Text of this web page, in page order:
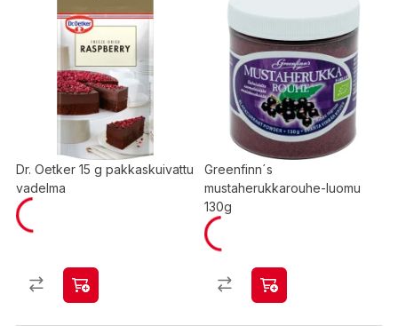
Dr. Oetker 15 g pakkaskuivattu
vadelma
Greenfinn´s
mustaherukkarouhe-luomu
130g